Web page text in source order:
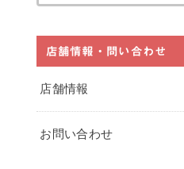
店舗情報・問い合わせ
店舗情報
お問い合わせ